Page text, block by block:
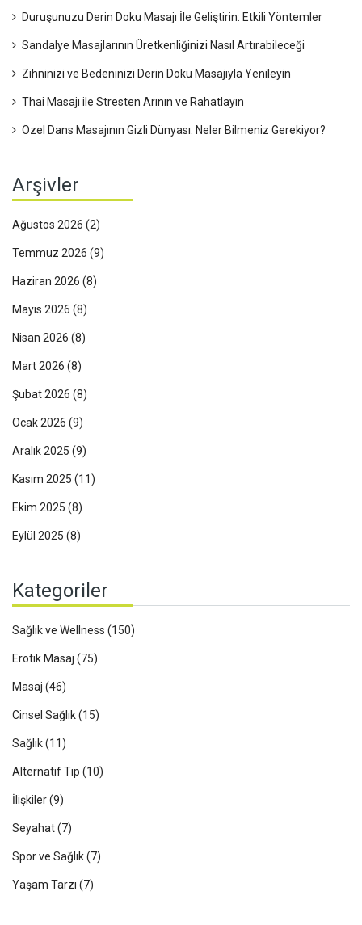
Duruşunuzu Derin Doku Masajı İle Geliştirin: Etkili Yöntemler
Sandalye Masajlarının Üretkenliğinizi Nasıl Artırabileceği
Zihninizi ve Bedeninizi Derin Doku Masajıyla Yenileyin
Thai Masajı ile Stresten Arının ve Rahatlayın
Özel Dans Masajının Gizli Dünyası: Neler Bilmeniz Gerekiyor?
Arşivler
Ağustos 2026 (2)
Temmuz 2026 (9)
Haziran 2026 (8)
Mayıs 2026 (8)
Nisan 2026 (8)
Mart 2026 (8)
Şubat 2026 (8)
Ocak 2026 (9)
Aralık 2025 (9)
Kasım 2025 (11)
Ekim 2025 (8)
Eylül 2025 (8)
Kategoriler
Sağlık ve Wellness (150)
Erotik Masaj (75)
Masaj (46)
Cinsel Sağlık(15)
Sağlık(11)
Alternatif Tıp (10)
İlişkiler(9)
Seyahat(7)
Spor ve Sağlık(7)
Yaşam Tarzı (7)